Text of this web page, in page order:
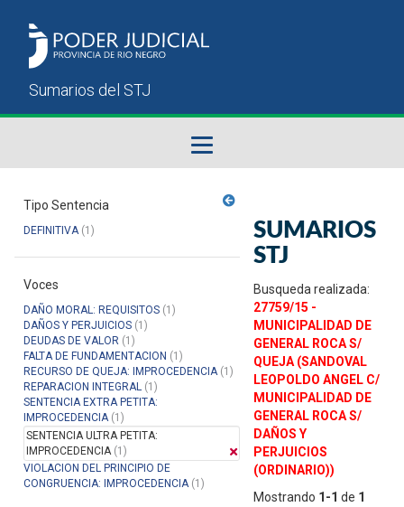
Sumarios del STJ
Manual del Usuario
Tipo Sentencia
DEFINITIVA(1)
Voces
DAÑO MORAL: REQUISITOS (1)
DAÑOS Y PERJUICIOS (1)
DEUDAS DE VALOR (1)
FALTA DE FUNDAMENTACION (1)
RECURSO DE QUEJA: IMPROCEDENCIA(1)
REPARACION INTEGRAL (1)
SENTENCIA EXTRA PETITA:
IMPROCEDENCIA(1)
SENTENCIA ULTRA PETITA:
IMPROCEDENCIA(1)
VIOLACION DEL PRINCIPIO DE
CONGRUENCIA: IMPROCEDENCIA(1)
SUMARIOS
STJ
Busqueda realizada:
27759/15 -
MUNICIPALIDAD DE
GENERAL ROCA S/
QUEJA (SANDOVAL
LEOPOLDO ANGEL C/
MUNICIPALIDAD DE
GENERAL ROCA S/
DAÑOS Y
PERJUICIOS
(ORDINARIO))
Mostrando 1-1 de 1